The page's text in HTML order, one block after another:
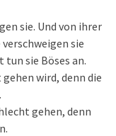
sie. Und von ihrer
sie
tun sie Böses an.
wird, denn die
gehen, denn